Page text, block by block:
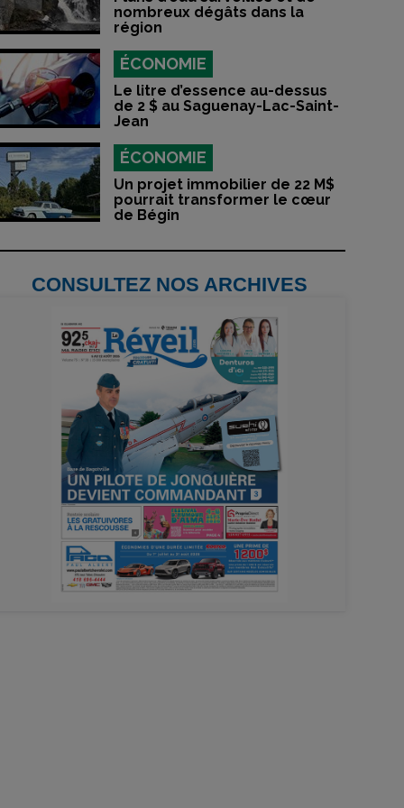
nombreux dégâts dans la
région
ÉCONOMIE
Le litre d’essence au-dessus
de 2 $ au Saguenay-Lac-Saint-
Jean
ÉCONOMIE
Un projet immobilier de 22 M$
pourrait transformer le cœur
de Bégin
CONSULTEZ NOS ARCHIVES